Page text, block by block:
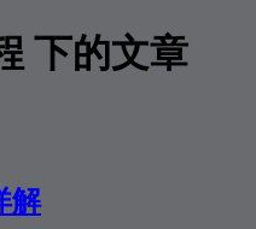
下的文章
解